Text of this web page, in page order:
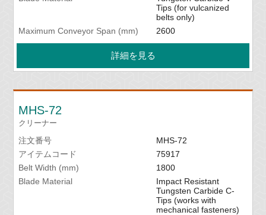
Tips (for vulcanized
belts only)
Maximum Conveyor Span (mm)
2600
詳細を見る
MHS-72
クリーナー
注文番号
MHS-72
アイテムコード
75917
Belt Width (mm)
1800
Blade Material
Impact Resistant
Tungsten Carbide C-
Tips (works with
mechanical fasteners)